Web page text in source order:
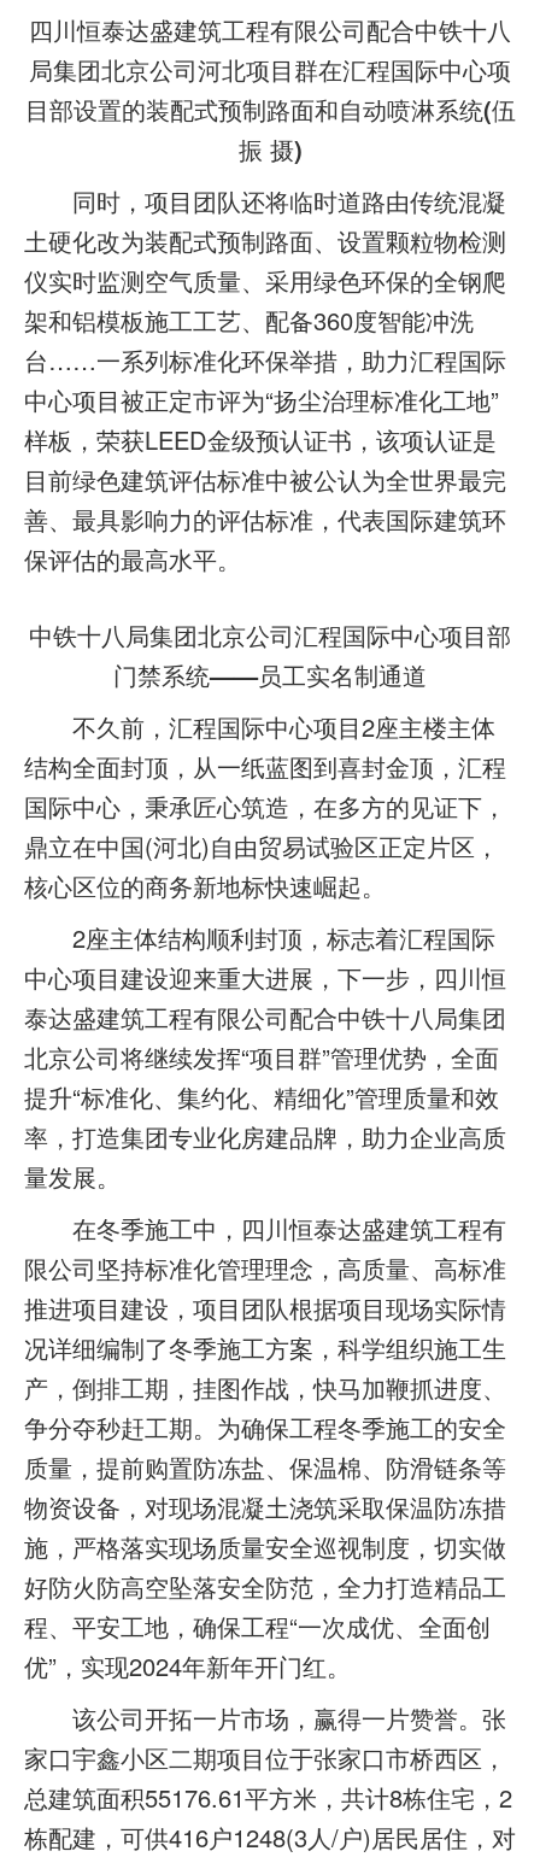
四川恒泰达盛建筑工程有限公司配合中铁十八
局集团北京公司河北项目群在汇程国际中心项
目部设置的装配式预制路面和自动喷淋系统(伍
振 摄)
同时，项目团队还将临时道路由传统混凝
土硬化改为装配式预制路面、设置颗粒物检测
仪实时监测空气质量、采用绿色环保的全钢爬
架和铝模板施工工艺、配备360度智能冲洗
台……一系列标准化环保举措，助力汇程国际
中心项目被正定市评为“扬尘治理标准化工地”
样板，荣获LEED金级预认证书，该项认证是
目前绿色建筑评估标准中被公认为全世界最完
善、最具影响力的评估标准，代表国际建筑环
保评估的最高水平。
中铁十八局集团北京公司汇程国际中心项目部
门禁系统——员工实名制通道
不久前，汇程国际中心项目2座主楼主体
结构全面封顶，从一纸蓝图到喜封金顶，汇程
国际中心，秉承匠心筑造，在多方的见证下，
鼎立在中国(河北)自由贸易试验区正定片区，
核心区位的商务新地标快速崛起。
2座主体结构顺利封顶，标志着汇程国际
中心项目建设迎来重大进展，下一步，四川恒
泰达盛建筑工程有限公司配合中铁十八局集团
北京公司将继续发挥“项目群”管理优势，全面
提升“标准化、集约化、精细化”管理质量和效
率，打造集团专业化房建品牌，助力企业高质
量发展。
在冬季施工中，四川恒泰达盛建筑工程有
限公司坚持标准化管理理念，高质量、高标准
推进项目建设，项目团队根据项目现场实际情
况详细编制了冬季施工方案，科学组织施工生
产，倒排工期，挂图作战，快马加鞭抓进度、
争分夺秒赶工期。为确保工程冬季施工的安全
质量，提前购置防冻盐、保温棉、防滑链条等
物资设备，对现场混凝土浇筑采取保温防冻措
施，严格落实现场质量安全巡视制度，切实做
好防火防高空坠落安全防范，全力打造精品工
程、平安工地，确保工程“一次成优、全面创
优”，实现2024年新年开门红。
该公司开拓一片市场，赢得一片赞誉。张
家口宇鑫小区二期项目位于张家口市桥西区，
总建筑面积55176.61平方米，共计8栋住宅，2
栋配建，可供416户1248(3人/户)居民居住，对